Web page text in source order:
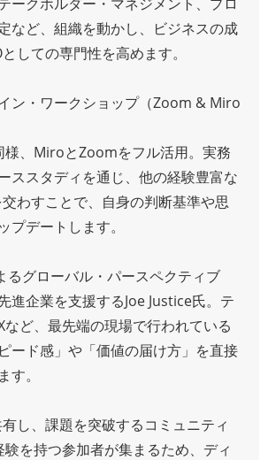
など、組織を動かし、ビジネスの成
しての専門性を高めます。
ン・ワークショップ（Zoom & Miro
様、MiroとZoomをフル活用。実務
ススタディを通じ、他の経験豊富な
わすことで、自身の判断基準や思
プデートします。
るグローバル・パースペクティブ
進企業を支援するJoe Justice氏。テ
など、最先端の現場で行われている
ード感」や「価値の届け方」を直接
す。
し、課題を突破するコミュニティ
を持つ参加者が集まるため、ディ